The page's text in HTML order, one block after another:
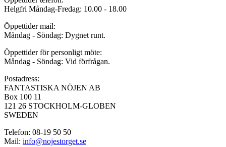
Helgfri Måndag-Fredag: 10.00 - 18.00
Öppettider mail:
Måndag - Söndag: Dygnet runt.
Öppettider för personligt möte:
Måndag - Söndag: Vid förfrågan.
Postadress:
FANTASTISKA NÖJEN AB
Box 100 11
121 26 STOCKHOLM-GLOBEN
SWEDEN
Telefon: 08-19 50 50
Mail: info@nojestorget.se